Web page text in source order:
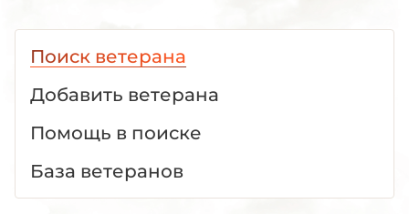
Поиск ветерана
Добавить ветерана
Помощь в поиске
База ветеранов